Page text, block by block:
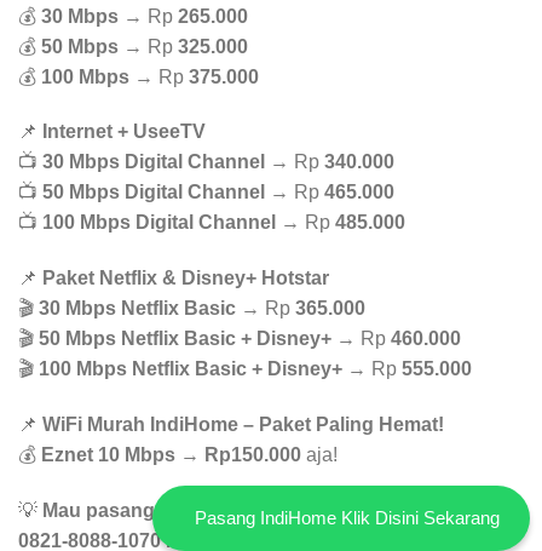
💰 30 Mbps → Rp 265.000
💰 50 Mbps → Rp 325.000
💰 100 Mbps → Rp 375.000
📌
Internet + UseeTV
📺 30 Mbps Digital Channel → Rp 340.000
📺 50 Mbps Digital Channel → Rp 465.000
📺 100 Mbps Digital Channel → Rp 485.000
📌 Paket Netflix & Disney+ Hotstar
🎬 30 Mbps Netflix Basic → Rp 365.000
🎬 50 Mbps Netflix Basic + Disney+ → Rp 460.000
🎬 100 Mbps Netflix Basic + Disney+ → Rp 555.000
📌 WiFi Murah IndiHome – Paket Paling Hemat!
💰 Eznet 10 Mbps → Rp150.000 aja!
💡 Mau pasang WiFi yg murah dan stabil? Hubungi WA
0821-8088-1070 buat konsultasi GRATIS!
Pasang IndiHome Klik Disini Sekarang